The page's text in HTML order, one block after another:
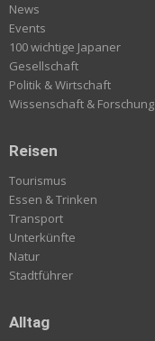
News
Events
100 wichtige Japaner
Gesellschaft
Politik & Wirtschaft
Wissenschaft & Forschung
Reisen
Tourismus
Essen & Trinken
Transport
Unterkünfte
Natur
Stadtführer
Alltag